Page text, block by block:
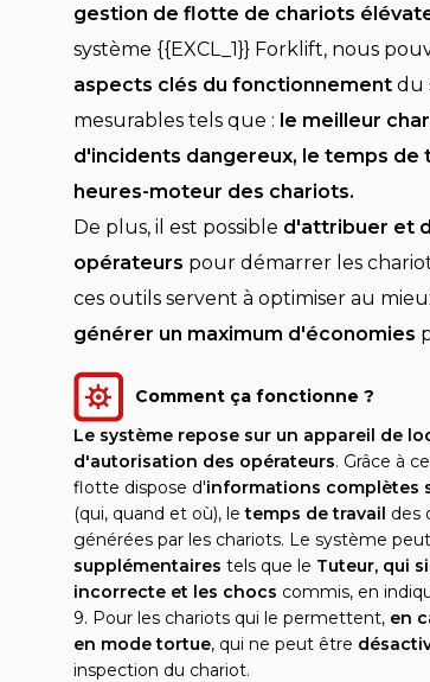
gestion de flotte de chariots
système {{EXCL_1}} Forklift, nous
aspects clés du fonctionnement du
mesurables tels que : le meilleur
d'incidents dangereux, le temps de
heures-moteur des chariots.
De plus, il est possible d'attribuer et
opérateurs pour démarrer les
ces outils servent à optimiser au
générer un maximum d'économies
Comment ça fonctionne ?
Le système repose sur un appareil de
d'autorisation des opérateurs. Grâce à
flotte dispose d'informations complètes
(qui, quand et où), letemps de travail des
générées par les chariots. Le système
supplémentaires tels que le Tuteur, qui
incorrecte et les chocs commis, en
9. Pour les chariots qui le permettent, en
en mode tortue, qui ne peut être
inspection du chariot.